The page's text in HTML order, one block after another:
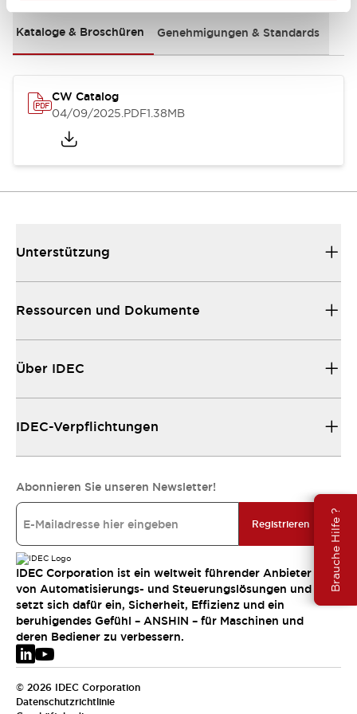
Brauche Hilfe ?
Kataloge & Broschüren Genehmigungen & Standards
CW Catalog
04/09/2025.PDF1.38MB
Unterstützung
Ressourcen und Dokumente
Über IDEC
IDEC-Verpflichtungen
Abonnieren Sie unseren Newsletter!
Registrieren
IDEC Corporation ist ein weltweit führender Anbieter
von Automatisierungs- und Steuerungslösungen und
setzt sich dafür ein, Sicherheit, Effizienz und ein
beruhigendes Gefühl – ANSHIN – für Maschinen und
deren Bediener zu verbessern.
© 2026 IDEC Corporation
Datenschutzrichtlinie